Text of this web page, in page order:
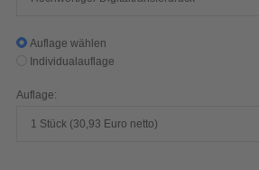
Auflage wählen
Individualauflage
Auflage:
1 Stück (30,93 Euro netto)